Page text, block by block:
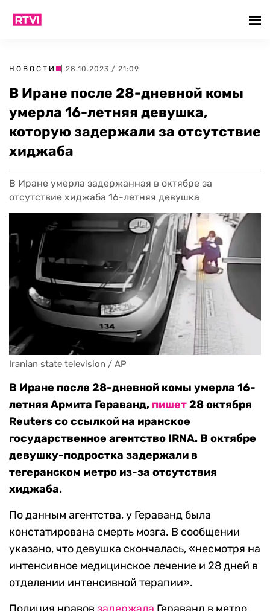
НОВОСТИ | 28.10.2023 / 21:09
В Иране после 28-дневной комы
умерла 16-летняя девушка,
которую задержали за отсутствие
хиджаба
В Иране умерла задержанная в октябре за
отсутствие хиджаба 16-летняя девушка
Iranian state television / AP
В Иране после 28-дневной комы умерла 16-
летняя Армита Гераванд, пишет28 октября
Reuters со ссылкой на иранское
государственное агентство IRNA. В октябре
девушку-подростка задержали в
тегеранском метро из-за отсутствия
хиджаба.
По данным агентства, у Гераванд была
констатирована смерть мозга. В сообщении
указано, что девушка скончалась, «несмотря на
интенсивное медицинское лечение и 28 дней в
отделении интенсивной терапии».